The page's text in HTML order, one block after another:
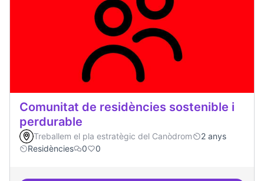
Comunitat de residències sostenible i
perdurable
Treballem el pla estratègic del Canòdrom
2 anys
Residències
0 0